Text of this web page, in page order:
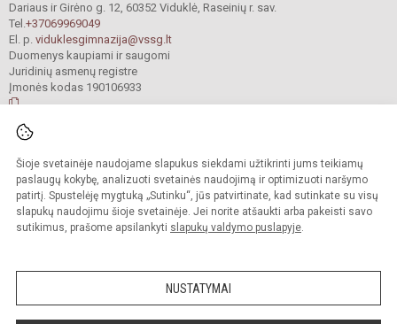
Šioje svetainėje naudojame slapukus siekdami užtikrinti jums teikiamų
paslaugų kokybę, analizuoti svetainės naudojimą ir optimizuoti naršymo
patirtį. Spustelėję mygtuką „Sutinku“, jūs patvirtinate, kad sutinkate su visų
slapukų naudojimu šioje svetainėje. Jei norite atšaukti arba pakeisti savo
sutikimus, prašome apsilankyti slapukų valdymo puslapyje.
NUSTATYMAI
Dariaus ir Girėno g. 12, 60352 Viduklė, Raseinių r. sav.
Tel.+37069969049
El. p. viduklesgimnazija@vssg.lt
Duomenys kaupiami ir saugomi
Juridinių asmenų registre
Įmonės kodas 190106933
saugomos.
Kopijuoti turinį be raštiško gimnazijos sutikimo griežtai draudžiama.
Prieinamumo paraiška Slapukų valdymas
Sumanus būdas atnaujinti